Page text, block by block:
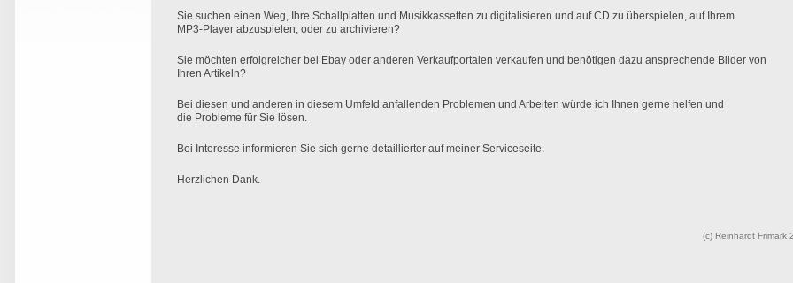
Sie suchen einen Weg, Ihre Schallplatten und Musikkassetten zu digitalisieren und auf CD zu überspielen, auf Ihrem
MP3-Player abzuspielen, oder zu archivieren?
Sie möchten erfolgreicher bei Ebay oder anderen Verkaufportalen verkaufen und benötigen dazu ansprechende Bilder von
Ihren Artikeln?
Bei diesen und anderen in diesem Umfeld anfallenden Problemen und Arbeiten würde ich Ihnen gerne helfen und
die Probleme für Sie lösen.
Bei Interesse informieren Sie sich gerne detaillierter auf meiner Serviceseite.
Herzlichen Dank.
(c) Reinhardt Frimark